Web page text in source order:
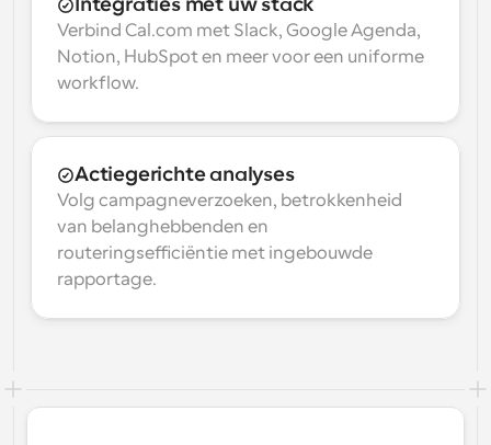
Integraties met uw stack
Verbind Cal.com met Slack, Google Agenda,
Notion, HubSpot en meer voor een uniforme
workflow.
Actiegerichte analyses
Volg campagneverzoeken, betrokkenheid
van belanghebbenden en
routeringsefficiëntie met ingebouwde
rapportage.